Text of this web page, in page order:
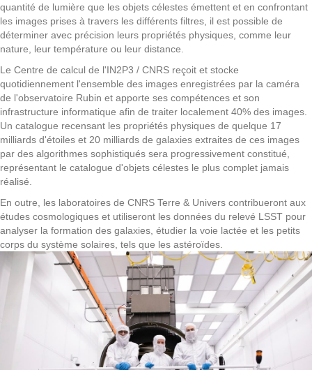
quantité de lumière que les objets célestes émettent et en confrontant
les images prises à travers les différents filtres, il est possible de
déterminer avec précision leurs propriétés physiques, comme leur
nature, leur température ou leur distance.
Le Centre de calcul de l'IN2P3 / CNRS reçoit et stocke
quotidiennement l'ensemble des images enregistrées par la caméra
de l'observatoire Rubin et apporte ses compétences et son
infrastructure informatique afin de traiter localement 40% des images.
Un catalogue recensant les propriétés physiques de quelque 17
milliards d'étoiles et 20 milliards de galaxies extraites de ces images
par des algorithmes sophistiqués sera progressivement constitué,
représentant le catalogue d'objets célestes le plus complet jamais
réalisé.
En outre, les laboratoires de CNRS Terre & Univers contribueront aux
études cosmologiques et utiliseront les données du relevé LSST pour
analyser la formation des galaxies, étudier la voie lactée et les petits
corps du système solaires, tels que les astéroïdes.